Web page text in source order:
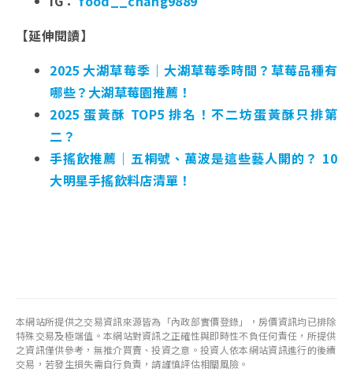
【延伸閱讀】
2025 大湖草莓季｜大湖草莓季時間？草莓品種有
哪些？大湖草莓園推薦！
2025 蛋黃酥 TOP5 排名！不二坊蛋黃酥只排第
二？
手搖飲推薦｜五桐號、萬波是這些藝人開的？ 10
大明星手搖飲料店清單！
本網站所提供之交易資訊來源皆為「內政部實價登錄」，房價資訊均已排除
特殊交易及極端值。本網站對資訊之正確性與即時性不負任何責任，所提供
之資訊僅供參考，無推介買賣、投資之意。投資人依本網站資訊進行的後續
交易，若發生損失需自行負責，請謹慎評估相關風險。